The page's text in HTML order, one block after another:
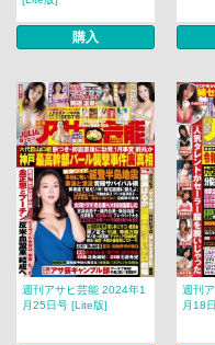
購入
週刊アサヒ芸能 2024年1
月25日号 [Lite版]
週刊
月18